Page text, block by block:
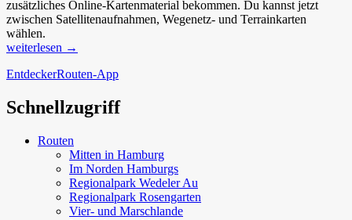
zusätzliches Online-Kartenmaterial bekommen. Du kannst jetzt
zwischen Satellitenaufnahmen, Wegenetz- und Terrainkarten
wählen.
EntdeckerRouten-
Besser
weiterlesen →
EntdeckerRouten-App
Schnellzugriff
Routen
Mitten in Hamburg
Im Norden Hamburgs
Regionalpark Wedeler Au
Regionalpark Rosengarten
Vier- und Marschlande